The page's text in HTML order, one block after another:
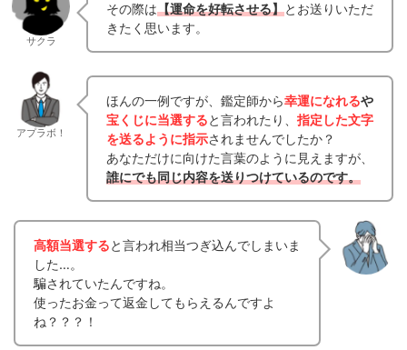
サクラ
その際は【運命を好転させる】とお送りいただ
きたく思います。
アプラボ！
ほんの一例ですが、鑑定師から幸運になれるや
宝くじに当選すると言われたり、 指定した文字
を送るように指示されませんでしたか？
あなただけに向けた言葉のように見えますが、
誰にでも同じ内容を送りつけているのです。
高額当選すると言われ相当つぎ込んでしまいま
した…。
騙されていたんですね。
使ったお金って返金してもらえるんですよ
ね？？？！